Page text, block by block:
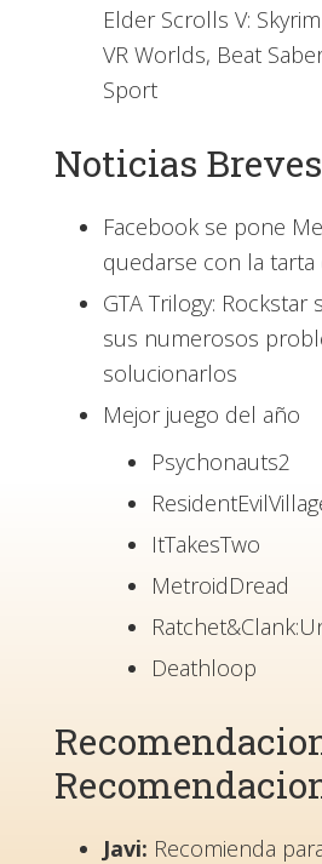
Elder Scrolls V:
VR Worlds, Beat
Sport
Noticias Breves
Facebook se pone
quedarse con la tarta
GTA Trilogy:
sus numerosos
solucionarlos
Mejor juego del año
Psychonauts2
ItTakesTwo
MetroidDread
Deathloop
Javi: Recomienda